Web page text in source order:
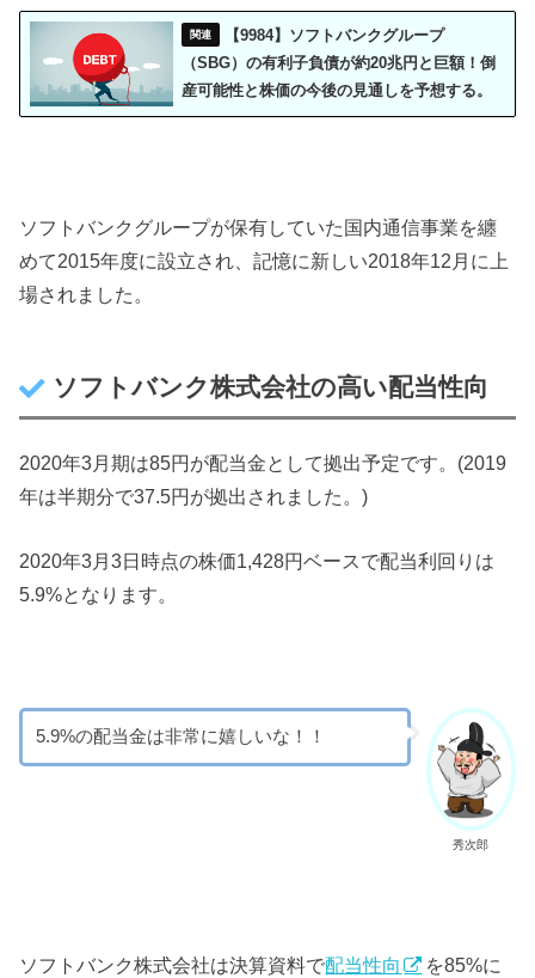
【9984】ソフトバンクグループ
（SBG）の有利子負債が約20兆円と巨額！倒
産可能性と株価の今後の見通しを予想する。
ソフトバンクグループが保有していた国内通信事業を纏
めて2015年度に設立され、記憶に新しい2018年12月に上
場されました。
ソフトバンク株式会社の高い配当性向
2020年3月期は85円が配当金として拠出予定です。(2019
年は半期分で37.5円が拠出されました。)
2020年3月3日時点の株価1,428円ベースで配当利回りは
5.9%となります。
秀次郎
5.9%の配当金は非常に嬉しいな！！
ソフトバンク株式会社は決算資料で配当性向 を85%に